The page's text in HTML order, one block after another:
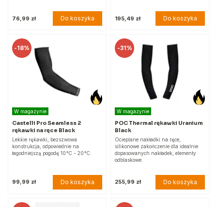
76,99 zł Do koszyka 195,49 zł Do koszyka
-18%
W magazynie
Castelli Pro Seamless 2
rękawki na ręce Black
Lekkie rękawki, bezszwowa
konstrukcja, odpowiednie na
łagodniejszą pogodę 10°C - 20°C.
99,99 zł Do koszyka
-31%
W magazynie
POC Thermal rękawki Uranium
Black
Ocieplane nakładki na ręce,
silikonowe zakończenie dla idealnie
dopasowanych nakładek, elementy
odblaskowe.
255,99 zł Do koszyka